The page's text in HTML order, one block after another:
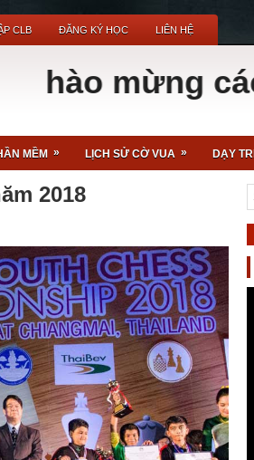
CLB ĐĂNG KÝ HỌC LIÊN HỆ
mừng các
MỀM » LỊCH SỬ CỜ VUA » DẠY
2018